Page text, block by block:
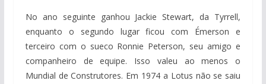
No ano seguinte ganhou Jackie Stewart, da Tyrrell,
enquanto o segundo lugar ficou com Émerson e
terceiro com o sueco Ronnie Peterson, seu amigo e
companheiro de equipe. Isso valeu ao menos o
Mundial de Construtores. Em 1974 a Lotus não se saiu